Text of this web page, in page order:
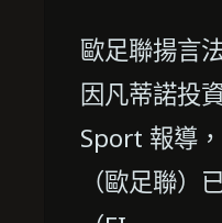
歐足聯揚言
因凡蒂諾投
Sport 報導
（歐足聯）